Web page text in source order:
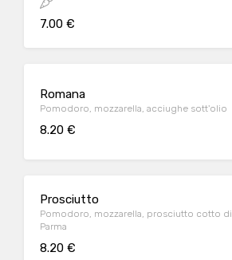
7.00 €
Romana
Pomodoro, mozzarella, acciughe sott'olio
8.20 €
Prosciutto
Pomodoro, mozzarella, prosciutto cotto di
Parma
8.20 €